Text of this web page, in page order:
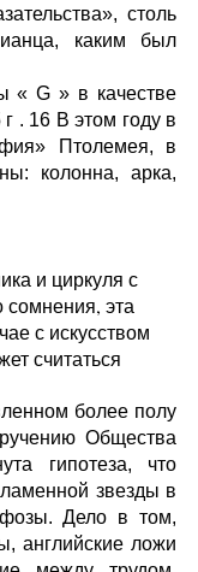
столь
каким был
« G » в качестве
. 16 В этом году в
Птолемея, в
колонна, арка,
и циркуля с
сомнения, эта
с искусством
считаться
более полу
Общества
гипотеза, что
звезды в
Дело в том,
английские ложи